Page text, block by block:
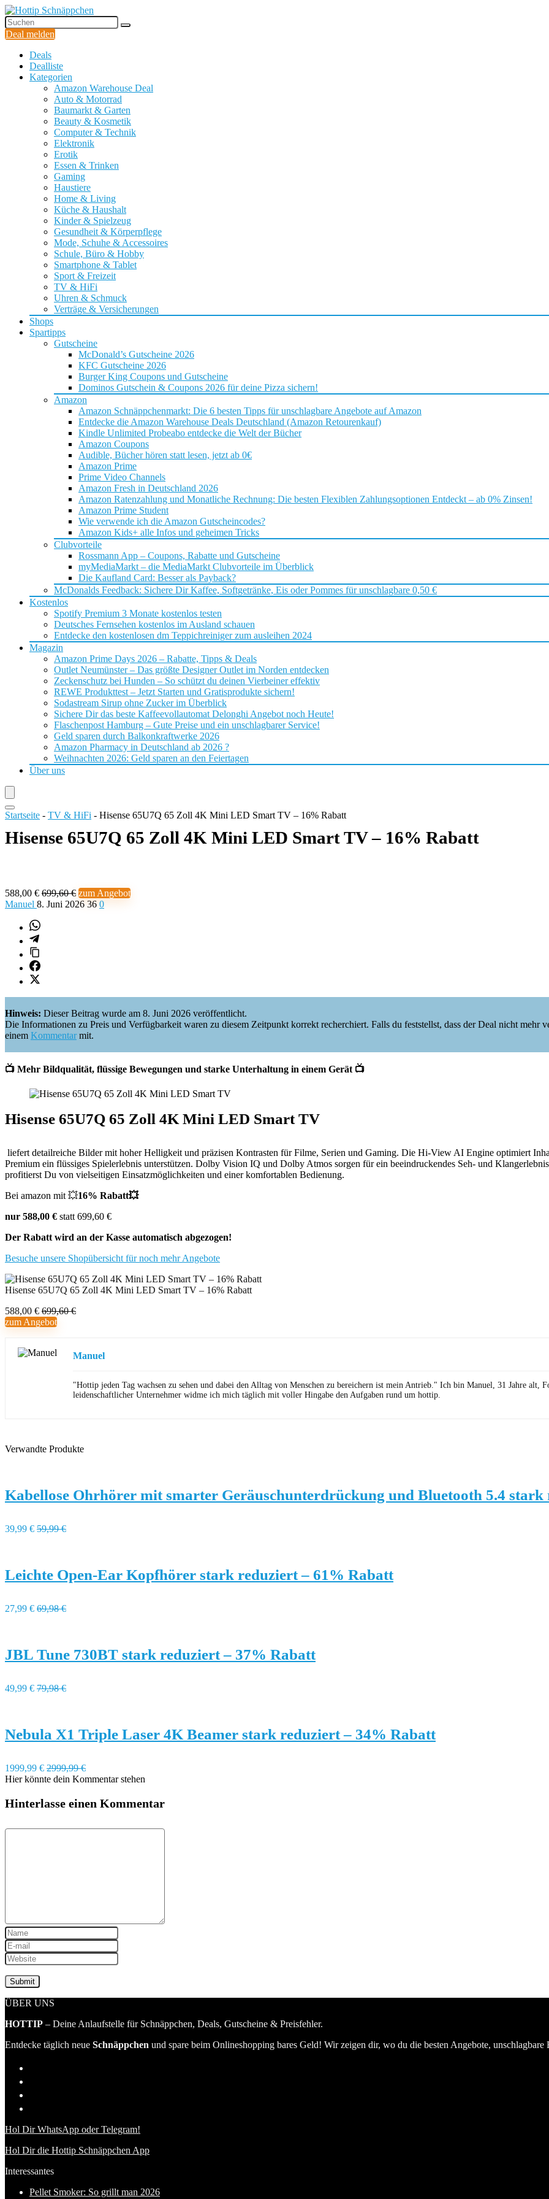
Deal melden
Deals
Dealliste
Kategorien
Amazon Warehouse Deal
Auto & Motorrad
Baumarkt & Garten
Beauty & Kosmetik
Computer & Technik
Elektronik
Erotik
Essen & Trinken
Gaming
Haustiere
Home & Living
Küche & Haushalt
Kinder & Spielzeug
Gesundheit & Körperpflege
Mode, Schuhe & Accessoires
Schule, Büro & Hobby
Smartphone & Tablet
Sport & Freizeit
TV & HiFi
Uhren & Schmuck
Verträge & Versicherungen
Shops
Spartipps
Gutscheine
McDonald’s Gutscheine 2026
KFC Gutscheine 2026
Burger King Coupons und Gutscheine
Dominos Gutschein & Coupons 2026 für deine Pizza sichern!
Amazon
Amazon Schnäppchenmarkt: Die 6 besten Tipps für unschlagbare Angebote auf Amazon
Entdecke die Amazon Warehouse Deals Deutschland (Amazon Retourenkauf)
Kindle Unlimited Probeabo entdecke die Welt der Bücher
Amazon Coupons
Audible, Bücher hören statt lesen, jetzt ab 0€
Amazon Prime
Prime Video Channels
Amazon Fresh in Deutschland 2026
Amazon Ratenzahlung und Monatliche Rechnung: Die besten Flexiblen Zahlungsoptionen Entdeckt – ab 0% Zinsen!
Amazon Prime Student
Wie verwende ich die Amazon Gutscheincodes?
Amazon Kids+ alle Infos und geheimen Tricks
Clubvorteile
Rossmann App – Coupons, Rabatte und Gutscheine
myMediaMarkt – die MediaMarkt Clubvorteile im Überblick
Die Kaufland Card: Besser als Payback?
McDonalds Feedback: Sichere Dir Kaffee, Softgetränke, Eis oder Pommes für unschlagbare 0,50 €
Kostenlos
Spotify Premium 3 Monate kostenlos testen
Deutsches Fernsehen kostenlos im Ausland schauen
Entdecke den kostenlosen dm Teppichreiniger zum ausleihen 2024
Magazin
Amazon Prime Days 2026 – Rabatte, Tipps & Deals
Outlet Neumünster – Das größte Designer Outlet im Norden entdecken
Zeckenschutz bei Hunden – So schützt du deinen Vierbeiner effektiv
REWE Produkttest – Jetzt Starten und Gratisprodukte sichern!
Sodastream Sirup ohne Zucker im Überblick
Sichere Dir das beste Kaffeevollautomat Delonghi Angebot noch Heute!
Flaschenpost Hamburg – Gute Preise und ein unschlagbarer Service!
Geld sparen durch Balkonkraftwerke 2026
Amazon Pharmacy in Deutschland ab 2026 ?
Weihnachten 2026: Geld sparen an den Feiertagen
Über uns
Startseite - TV & HiFi - Hisense 65U7Q 65 Zoll 4K Mini LED Smart TV – 16% Rabatt
Hisense 65U7Q 65 Zoll 4K Mini LED Smart TV – 16% Rabatt
588,00 € 699,60 € zum Angebot
Manuel 8. Juni 2026 36 0
Hinweis: Dieser Beitrag wurde am 8. Juni 2026 veröffentlicht.
Die Informationen zu Preis und Verfügbarkeit waren zu diesem Zeitpunkt korrekt recherchiert. Falls du feststellst, dass der Deal nicht mehr
einem Kommentarmit.
📺 Mehr Bildqualität, flüssige Bewegungen und starke Unterhaltung in einem Gerät 📺
Hisense 65U7Q 65 Zoll 4K Mini LED Smart TV
liefert detailreiche Bilder mit hoher Helligkeit und präzisen Kontrasten für Filme, Serien und Gaming. Die Hi-View AI Engine optimiert
Premium ein flüssiges Spielerlebnis unterstützen. Dolby Vision IQ und Dolby Atmos sorgen für ein beeindruckendes Seh- und
profitierst Du von vielseitigen Einsatzmöglichkeiten und einer komfortablen Bedienung.
Bei amazon mit 💥16% Rabatt💥
nur 588,00 € statt 699,60 €
Der Rabatt wird an der Kasse automatisch abgezogen!
Besuche unsere Shopübersicht für noch mehr Angebote
Hisense 65U7Q 65 Zoll 4K Mini LED Smart TV – 16% Rabatt
588,00 € 699,60 €
zum Angebot
Manuel
"Hottip jeden Tag wachsen zu sehen und dabei den Alltag von Menschen zu bereichern ist mein Antrieb." Ich bin Manuel, 31 Jahre
leidenschaftlicher Unternehmer widme ich mich täglich mit voller Hingabe den Aufgaben rund um hottip.
Verwandte Produkte
Kabellose Ohrhörer mit smarter Geräuschunterdrückung und Bluetooth 5.4
39,99 € 59,99 €
Leichte Open-Ear Kopfhörer stark reduziert – 61% Rabatt
27,99 € 69,98 €
JBL Tune 730BT stark reduziert – 37% Rabatt
49,99 € 79,98 €
Nebula X1 Triple Laser 4K Beamer stark reduziert – 34% Rabatt
1999,99 € 2999,99 €
Hier könnte dein Kommentar stehen
Hinterlasse einen Kommentar
ÜBER UNS
HOTTIP – Deine Anlaufstelle für Schnäppchen, Deals, Gutscheine & Preisfehler.
Entdecke täglich neue Schnäppchen und spare beim Onlineshopping bares Geld! Wir zeigen dir, wo du die besten Angebote, unschlagbare
Hol Dir WhatsApp oder Telegram!
Hol Dir die Hottip Schnäppchen App
Interessantes
Pellet Smoker: So grillt man 2026